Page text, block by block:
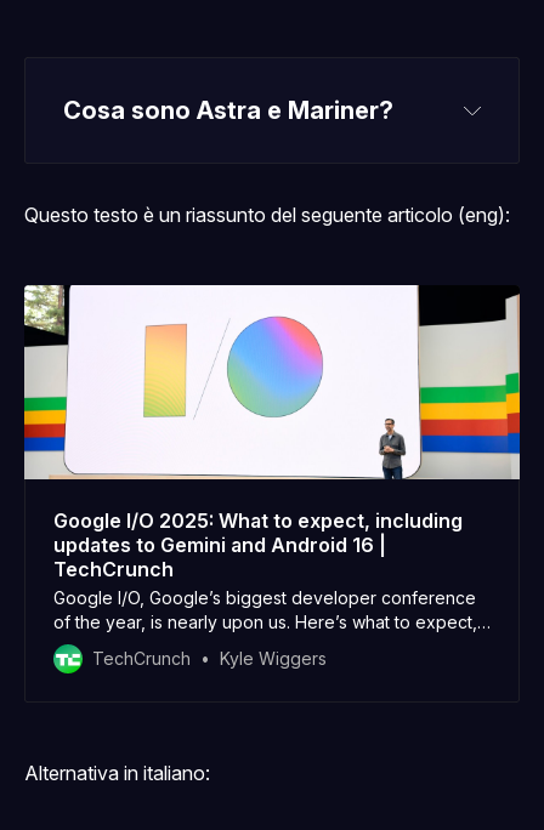
Cosa sono Astra e Mariner?
Questo testo è un riassunto del seguente articolo (eng):
Google I/O 2025: What to expect, including
updates to Gemini and Android 16 |
TechCrunch
Google I/O, Google’s biggest developer conference
of the year, is nearly upon us. Here’s what to expect,
including updates to Gemini and Android.
TechCrunch Kyle Wiggers
Alternativa in italiano: